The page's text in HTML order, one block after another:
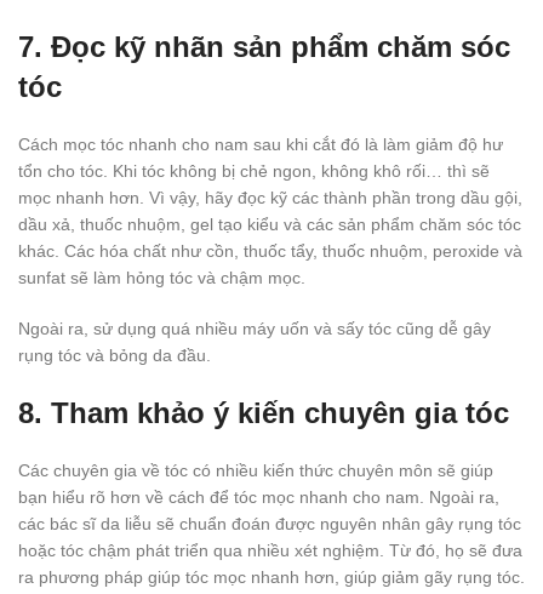
7. Đọc kỹ nhãn sản phẩm chăm sóc
tóc
Cách mọc tóc nhanh cho nam sau khi cắt đó là làm giảm độ hư
tổn cho tóc. Khi tóc không bị chẻ ngon, không khô rối… thì sẽ
mọc nhanh hơn. Vì vậy, hãy đọc kỹ các thành phần trong dầu gội,
dầu xả, thuốc nhuộm, gel tạo kiểu và các sản phẩm chăm sóc tóc
khác. Các hóa chất như cồn, thuốc tẩy, thuốc nhuộm, peroxide và
sunfat sẽ làm hỏng tóc và chậm mọc.
Ngoài ra, sử dụng quá nhiều máy uốn và sấy tóc cũng dễ gây
rụng tóc và bỏng da đầu.
8. Tham khảo ý kiến chuyên gia tóc
Các chuyên gia về tóc có nhiều kiến thức chuyên môn sẽ giúp
bạn hiểu rõ hơn về cách để tóc mọc nhanh cho nam. Ngoài ra,
các bác sĩ da liễu sẽ chuẩn đoán được nguyên nhân gây rụng tóc
hoặc tóc chậm phát triển qua nhiều xét nghiệm. Từ đó, họ sẽ đưa
ra phương pháp giúp tóc mọc nhanh hơn, giúp giảm gãy rụng tóc.